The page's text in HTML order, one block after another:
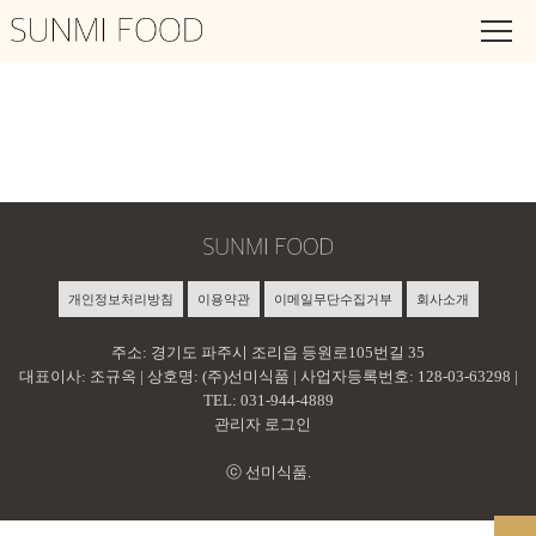
개인정보처리방침 이용약관 이메일무단수집거부 회사소개
주소: 경기도 파주시 조리읍 등원로105번길 35
대표이사: 조규옥 | 상호명: (주)선미식품 | 사업자등록번호: 128-03-63298 |
TEL: 031-944-4889
관리자 로그인
ⓒ 선미식품.